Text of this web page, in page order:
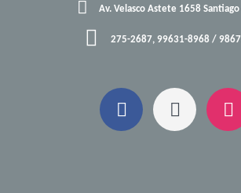
Av. Velasco Astete 1658
275-2687, 99631-8968 /